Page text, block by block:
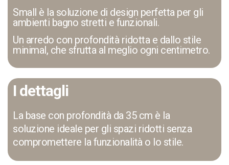
Small è la soluzione di design perfetta per gli
ambienti bagno stretti e funzionali.
Un arredo con profondità ridotta e dallo stile
minimal, che sfrutta al meglio ogni centimetro.
I dettagli
La base con profondità da 35 cm è la
soluzione ideale per gli spazi ridotti senza
compromettere la funzionalità o lo stile.